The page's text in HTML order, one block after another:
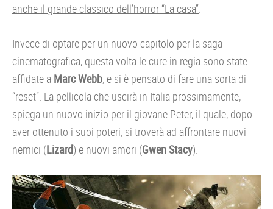
anche il grande classico dell’horror “La casa”
Invece di optare per un nuovo capitolo per la saga
cinematografica, questa volta le cure in regia sono state
affidate a Marc Webb, e si è pensato di fare una sorta di
“reset”. La pellicola che uscirà in Italia prossimamente,
spiega un nuovo inizio per il giovane Peter, il quale, dopo
aver ottenuto i suoi poteri, si troverà ad affrontare nuovi
nemici (Lizard) e nuovi amori (Gwen Stacy).